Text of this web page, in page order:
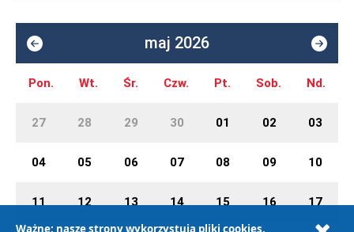
maj 2026
Pon. Wt. Śr. Czw. Pt. Sob. Nd.
27 28 29 30 01 02 03
04 05 06 07 08 09 10
11 12 13 14 15 16 17
Ważne: nasze strony wykorzystują pliki cookies.